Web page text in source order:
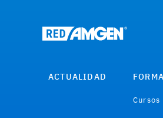
ACTUALIDAD
Cursos